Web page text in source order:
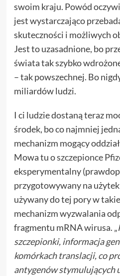
swoim kraju. Powód
jest wystarczająco
skuteczności i możliwych
Jest to uzasadnione, bo
świata tak szybko
– tak powszechnej. Bo
miliardów ludzi.
I ci ludzie dostaną teraz
środek, bo co najmniej
mechanizm mogący
Mowa tu oszczepionce
eksperymentalny
przygotowywany na
używany do tej pory w
mechanizm wyzwalania
fragmentu mRNA wirusa. „
szczepionki, informacja
komórkach translacji, co
antygenów stymulujących